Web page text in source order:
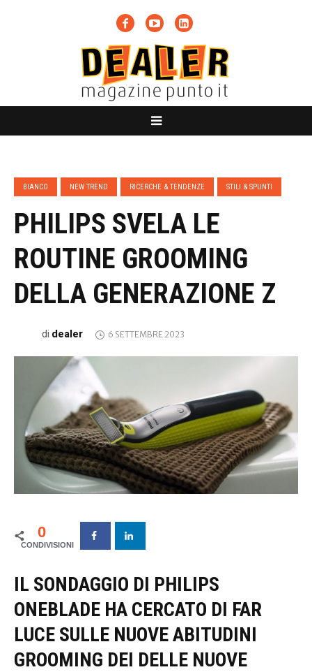
BIANCO NEW TREND RICERCHE & TENDENZE STILI & SPUNTI
PHILIPS SVELA LE
ROUTINE GROOMING
DELLA GENERAZIONE Z
di dealer 6 SETTEMBRE 2023
0
IL SONDAGGIO DI PHILIPS
ONEBLADE HA CERCATO DI FAR
LUCE SULLE NUOVE ABITUDINI
GROOMING DEI DELLE NUOVE